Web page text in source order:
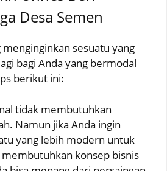
Desa Semen
menginginkan sesuatu yang
bagi Anda yang bermodal
berikut ini:
tidak membutuhkan
Namun jika Anda ingin
yang lebih modern untuk
konsep bisnis